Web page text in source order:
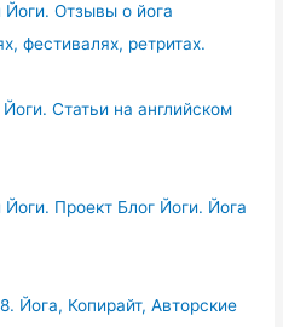
Отзывы о йога
фестивалях, ретритах.
Статьи на английском
Проект Блог Йоги. Йога
Копирайт, Авторские